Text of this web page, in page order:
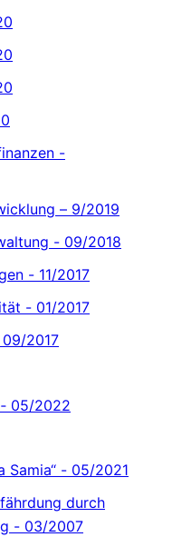
-
– 9/2019
- 09/2018
- 11/2017
- 01/2017
2017
05/2022
Samia“ - 05/2021
durch
- 03/2007